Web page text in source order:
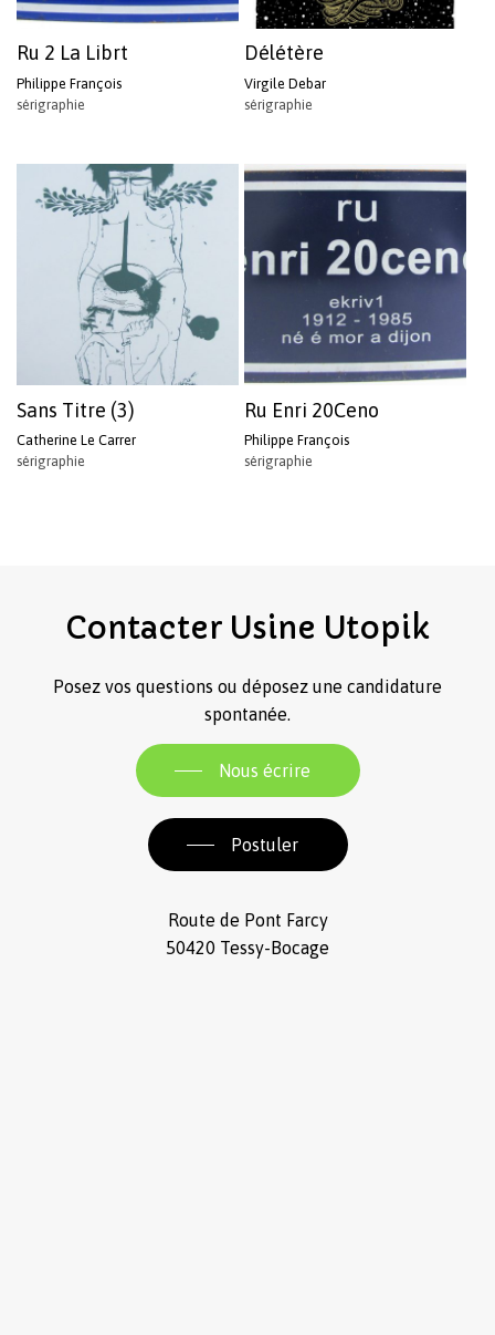
Ru 2 La Librt
Philippe François
sérigraphie
Délétère
Virgile Debar
sérigraphie
Sans Titre (3)
Catherine Le Carrer
sérigraphie
Ru Enri 20Ceno
Philippe François
sérigraphie
Contacter Usine Utopik
Posez vos questions ou déposez une candidature
spontanée.
Nous écrire
Postuler
Route de Pont Farcy
50420 Tessy-Bocage